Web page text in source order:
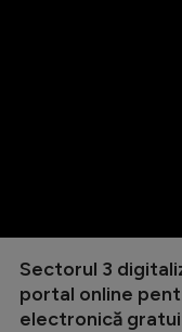
Sectorul 3
portal online
electronică